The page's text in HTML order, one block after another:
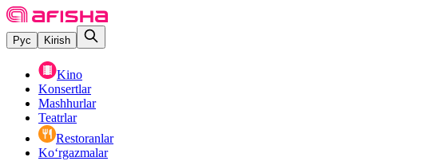
Рус Kirish
Kino
Konsertlar
Mashhurlar
Teatrlar
Restoranlar
Ko‘rgazmalar